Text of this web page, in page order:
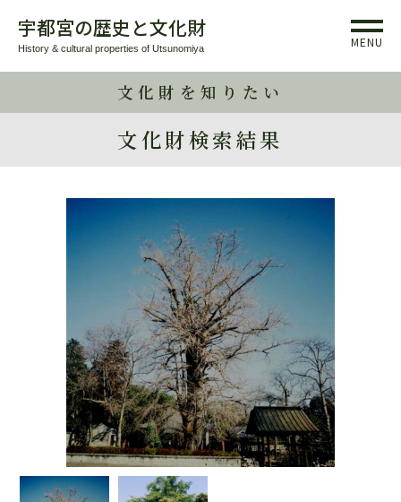
宇都宮の歴史と文化財
History & cultural properties of Utsunomiya MENU
文化財を知りたい
文化財検索結果